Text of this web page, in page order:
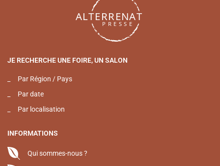
JE RECHERCHE UNE FOIRE, UN SALON
Par Région / Pays
Par date
Par localisation
INFORMATIONS
Qui sommes-nous ?